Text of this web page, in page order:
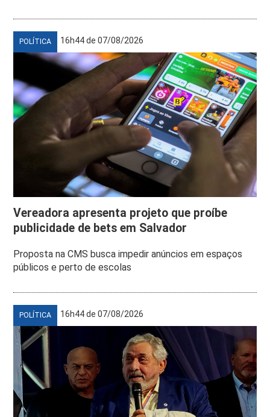
POLÍTICA 16h44 de 07/08/2026
Vereadora apresenta projeto que proíbe
publicidade de bets em Salvador
Proposta na CMS busca impedir anúncios em espaços
públicos e perto de escolas
POLÍTICA 16h44 de 07/08/2026